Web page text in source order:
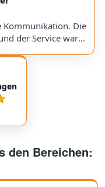
While waiting for
fully informed. I
anytime!
Kommunikation. Die
der Service war
quickly, and the
and reliable.
den Bereichen: